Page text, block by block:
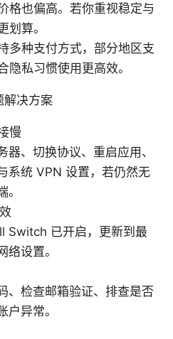
格也偏高。若你重视稳定与
划算。
多种支付方式，部分地区支
隐私习惯使用更高效。
解决方案
慢
器、切换协议、重启应用、
系统 VPN 设置，若仍然无
Switch 已开启，更新到最
络设置。
、检查邮箱验证、排查是否
户异常。